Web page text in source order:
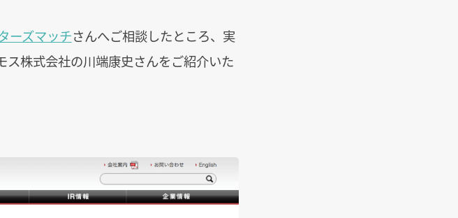
ーズマッチさんへご相談したところ、実
株式会社の川端康史さんをご紹介いた